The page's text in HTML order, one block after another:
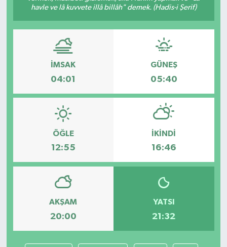
havle ve lâ kuvvete illâ billâh" demek. (Hadis-i Şerif)
İMSAK
04:01
GÜNEŞ
05:40
ÖĞLE
12:55
İKINDI
16:46
AKŞAM
20:00
YATSI
21:32